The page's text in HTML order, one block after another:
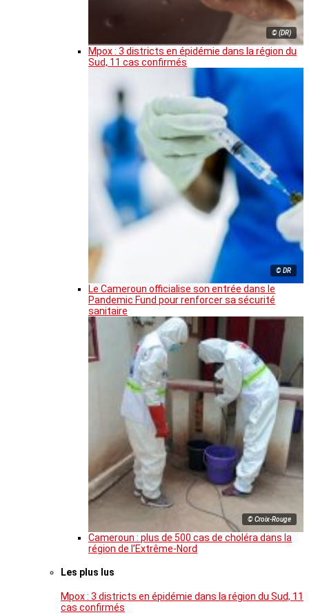
© (DR)
Mpox : 3 districts en épidémie dans la région du
Sud, 11 cas confirmés
© DR
Le Cameroun officialise son entrée dans le
Pandemic Fund pour renforcer sa sécurité
sanitaire
© Croix-Rouge
Cameroun : plus de 500 cas de choléra dans la
région de l’Extrême-Nord
Les plus lus
Mpox : 3 districts en épidémie dans la région du Sud, 11
cas confirmés